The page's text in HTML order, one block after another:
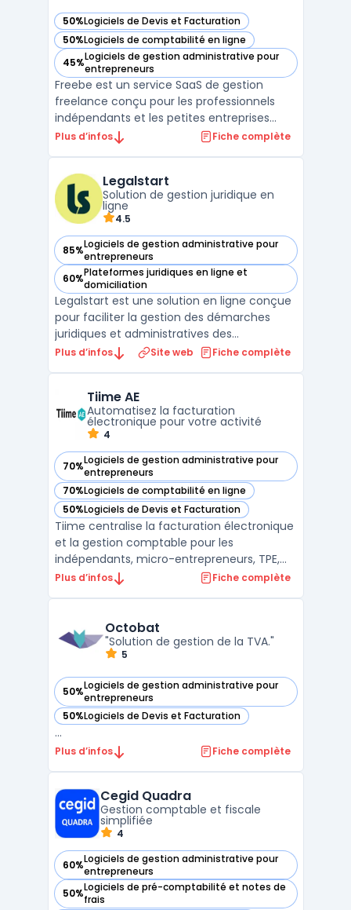
50%Logiciels de Devis et Facturation
— voir Freebe dans cette catégorie
50%Logiciels de comptabilité en ligne
— voir Freebe dans cette catégorie
45%Logiciels de gestion administrative pour
entrepreneurs
— voir Freebe dans cette catégorie
Freebe est un service SaaS de gestion
freelance conçu pour les professionnels
indépendants et les petites entreprises
recherchant un outil pour organiser leur
administratifs présentent un enjeu de
temps pour les micro ...
Plus d’infos Fiche complète
Legalstart
Solution de gestion juridique en
ligne
4.5
85%Logiciels de gestion administrative pour
entrepreneurs
— voir Legalstart dans cette catégorie
60%Plateformes juridiques en ligne et
domiciliation
— voir Legalstart dans cette catégorie
Legalstart est une solution en ligne conçue
pour faciliter la gestion des démarches
juridiques et administratives des
entrepreneurs, indépendants et PME. La
quelques clics des formalités essentielles
telles que la ...
Plus d’infos Site web Fiche complète
Tiime AE
Automatisez la facturation
électronique pour votre activité
4
70%Logiciels de gestion administrative pour
entrepreneurs
— voir Tiime AE dans cette catégorie
70%Logiciels de comptabilité en ligne
— voir Tiime AE dans cette catégorie
50%Logiciels de Devis et Facturation
— voir Tiime AE dans cette catégorie
Tiime centralise la facturation électronique
et la gestion comptable pour les
indépendants, micro-entrepreneurs, TPE,
professions libérales et experts-
entourant la facture numérique modifie
l'organisation des cabinets ...
Plus d’infos Fiche complète
Octobat
"Solution de gestion de la TVA."
5
50%Logiciels de gestion administrative pour
entrepreneurs
— voir Octobat dans cette catégorie
50%Logiciels de Devis et Facturation
— voir Octobat dans cette catégorie
...
Plus d’infos Fiche complète
Cegid Quadra
Gestion comptable et fiscale
simplifiée
4
60%Logiciels de gestion administrative pour
entrepreneurs
— voir Cegid Quadra dans cette catégorie
50%Logiciels de pré-comptabilité et notes de
frais
— voir Cegid Quadra dans cette catégorie